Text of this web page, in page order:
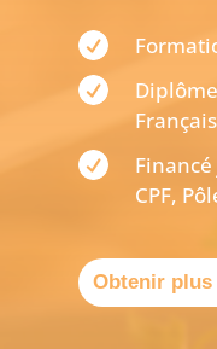


Français

CPF,
Obtenir